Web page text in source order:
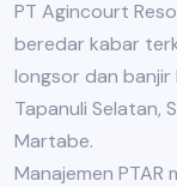
PT Agincourt
beredar kabar
longsor dan banjir
Tapanuli Selatan,
Martabe.
Manajemen PTAR